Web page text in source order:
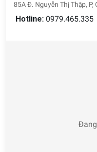
85A Đ. Nguyễn Thị Thập, P,
Hotline: 0979.465.335